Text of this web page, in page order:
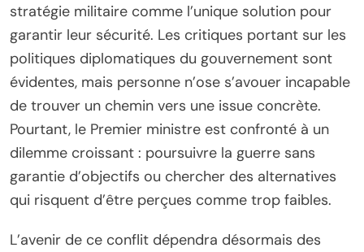
stratégie militaire comme l’unique solution pour
garantir leur sécurité. Les critiques portant sur les
politiques diplomatiques du gouvernement sont
évidentes, mais personne n’ose s’avouer incapable
de trouver un chemin vers une issue concrète.
Pourtant, le Premier ministre est confronté à un
dilemme croissant : poursuivre la guerre sans
garantie d’objectifs ou chercher des alternatives
qui risquent d’être perçues comme trop faibles.
L’avenir de ce conflit dépendra désormais des